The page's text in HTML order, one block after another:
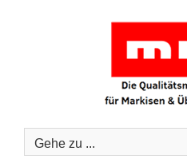
Gehe zu ...